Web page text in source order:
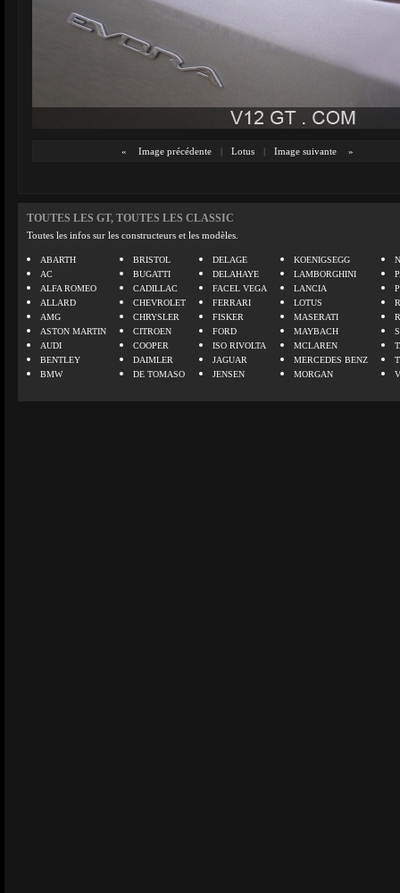
« Image précédente | Lotus | Image suivante »
TOUTES LES GT, TOUTES LES CLASSIC
Toutes les infos sur les constructeurs et les modèles.
ABARTH
AC
ALFA ROMEO
ALLARD
AMG
ASTON MARTIN
AUDI
BENTLEY
BMW
BRISTOL
BUGATTI
CADILLAC
CHEVROLET
CHRYSLER
CITROEN
COOPER
DAIMLER
DE TOMASO
DELAGE
DELAHAYE
FACEL VEGA
FERRARI
FISKER
FORD
ISO RIVOLTA
JAGUAR
JENSEN
KOENIGSEGG
LAMBORGHINI
LANCIA
LOTUS
MASERATI
MAYBACH
MCLAREN
MERCEDES BENZ
MORGAN